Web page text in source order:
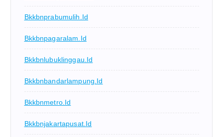
Bkkbnprabumulih.id
Bkkbnpagaralam.id
Bkkbnlubuklinggau.id
Bkkbnbandarlampung.id
Bkkbnmetro.id
Bkkbnjakartapusat.id